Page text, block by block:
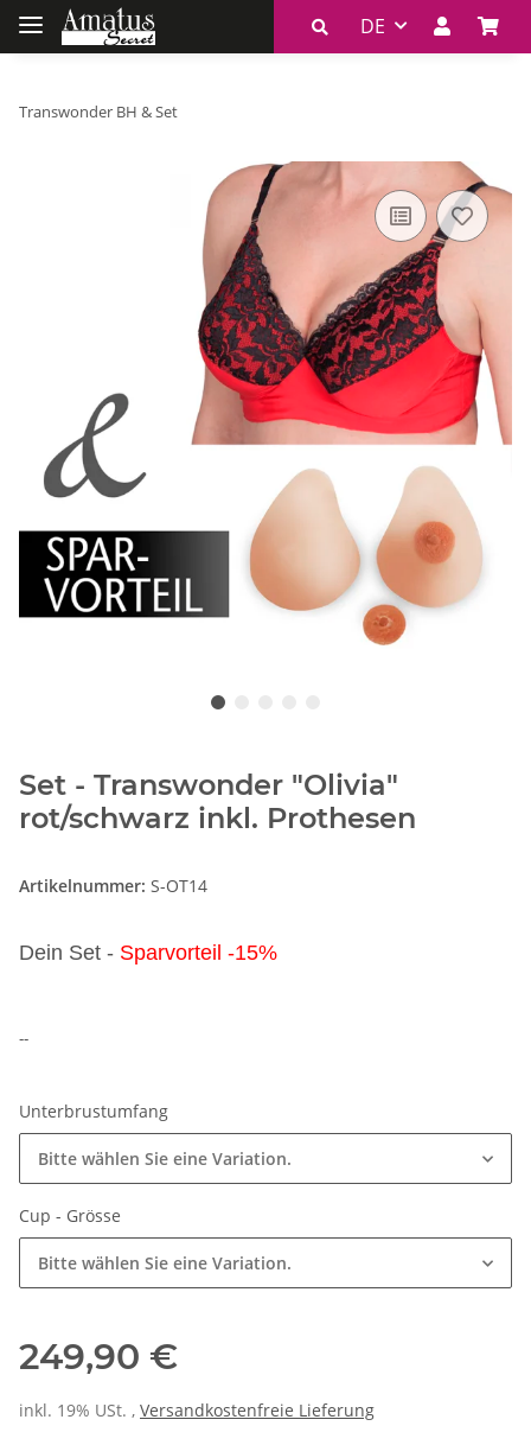
DE
Transwonder BH & Set
Set - Transwonder "Olivia"
rot/schwarz inkl. Prothesen
Artikelnummer: S-OT14
Dein Set - Sparvorteil -15%
--
Unterbrustumfang
Bitte wählen Sie eine Variation.
Cup - Grösse
Bitte wählen Sie eine Variation.
249,90 €
inkl. 19% USt. , Versandkostenfreie Lieferung